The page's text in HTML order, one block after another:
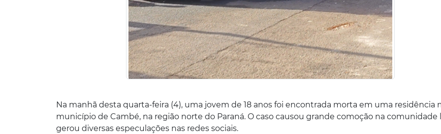
Na manhã desta quarta-feira (4), uma jovem de 18 anos foi encontrada morta em uma residência
município de Cambé, na região norte do Paraná. O caso causou grande comoção na comunidade
gerou diversas especulações nas redes sociais.